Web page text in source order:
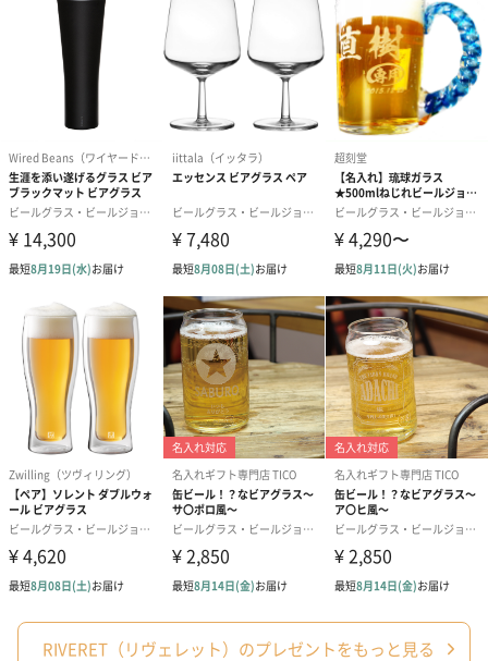
洗練されたデザイン
CutipolのGOAシリーズは品質が良くおしゃれなのに主張しすぎな
いデザインのため、友達や同僚の結婚祝いに少しいいものを贈り
たい時、また、いつもお世話になっている先輩や上司の方、目上
の方への贈り物にもおすすめです。
【カトラリーセット】
テーブルスプーン、テーブルフォークのペアセット。Cutipolオリ
ジナルボックスに入れてお届けします。
食卓をランクアップさせるデザイン
ハンドメイド研磨まで1本1本熟練の職人によってハンドメイドで
作られています。
人の手によって作られたことによって柔らかなカーブや繊細な仕
上げが可能となります。
ハンドメイドだからこそのあたたかみを感じられるカトラリーセ
ットです。
人間工学に基づいた設計
RIVERET（リヴェレット）のプレゼントをもっと見る